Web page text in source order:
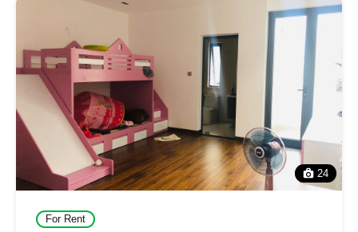
24
For Rent